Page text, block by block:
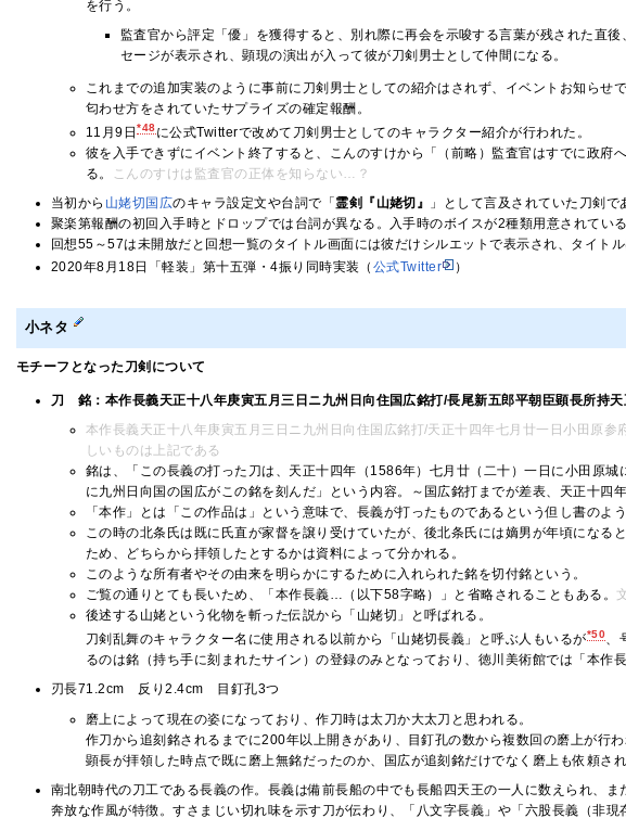
を行う。
監査官から評定「優」を獲得すると、別れ際に再会を示唆する言葉が残された直
セージが表示され、顕現の演出が入って彼が刀剣男士として仲間になる。
これまでの追加実装のように事前に刀剣男士としての紹介はされず、イベントお知らせ
匂わせ方をされていたサプライズの確定報酬。
11月9日*48に公式Twitterで改めて刀剣男士としてのキャラクター紹介が行われた。
彼を入手できずにイベント終了すると、こんのすけから「（前略）監査官はすでに政
る。
こんのすけは監査官の正体を知らない…？
当初から 山姥切国広のキャラ設定文や台詞で「 霊剣『山姥切』
」として言及されていた刀剣で
聚楽第報酬の初回入手時とドロップでは台詞が異なる。入手時のボイスが2種類用意されてい
回想55～57は未開放だと回想一覧のタイトル画面には彼だけシルエットで表示され、タイトル
2020年8月18日「軽装」第十五弾・4振り同時実装（ 公式Twitter ）
小ネタ
モチーフとなった刀剣について
刀 銘：本作長義天正十八年庚寅五月三日ニ九州日向住国広銘打/長尾新五郎平朝臣顕長所持
本作長義天正十八年庚寅五月三日ニ九州日向住国広銘打/天正十四年七月廿一日小田原
しいものは上記である
銘は、「この長義の打った刀は、天正十四年（1586年）七月廿（二十）一日に小田原
に九州日向国の国広がこの銘を刻んだ」という内容。～国広銘打までが差表、天正十四
「本作」とは「この作品は」という意味で、長義が打ったものであるという但し書のよ
この時の北条氏は既に氏直が家督を譲り受けていたが、後北条氏には嫡男が年頃にな
ため、どちらから拝領したとするかは資料によって分かれる。
このような所有者やその由来を明らかにするために入れられた銘を切付銘という。
ご覧の通りとても長いため、「本作長義…（以下58字略）」と省略されることもある。
後述する山姥という化物を斬った伝説から「山姥切」と呼ばれる。
刀剣乱舞のキャラクター名に使用される以前から「山姥切長義」と呼ぶ人もいるが*50、
るのは銘（持ち手に刻まれたサイン）の登録のみとなっており、徳川美術館では「本作
刃長71.2cm 反り2.4cm 目釘孔3つ
磨上によって現在の姿になっており、作刀時は太刀か大太刀と思われる。
作刀から追刻銘されるまでに200年以上開きがあり、目釘孔の数から複数回の磨上が行わ
顕長が拝領した時点で既に磨上無銘だったのか、国広が追刻銘だけでなく磨上も依頼さ
南北朝時代の刀工である長義の作。長義は備前長船の中でも長船四天王の一人に数えられ、
奔放な作風が特徴。すさまじい切れ味を示す刀が伝わり、「八文字長義」や「六股長義（非現